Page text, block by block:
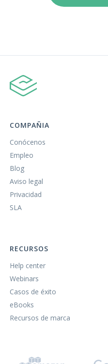
COMPAÑIA
Conócenos
Empleo
Blog
Aviso legal
Privacidad
SLA
RECURSOS
Help center
Webinars
Casos de éxito
eBooks
Recursos de marca